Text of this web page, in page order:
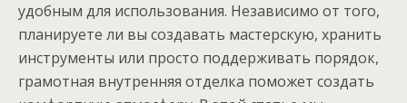
удобным для использования. Независимо от того,
планируете ли вы создавать мастерскую, хранить
инструменты или просто поддерживать порядок,
грамотная внутренняя отделка поможет создать